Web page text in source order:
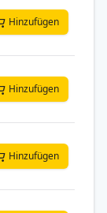
Hinzufügen
Hinzufügen
Hinzufügen